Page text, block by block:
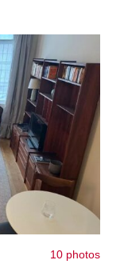
10 photos